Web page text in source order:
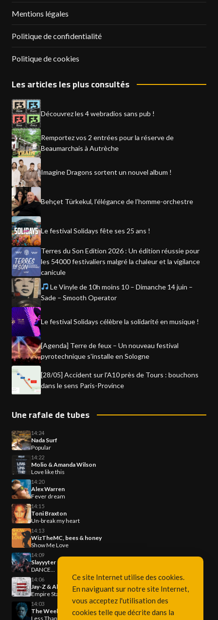
Mentions légales
Politique de confidentialité
Politique de cookies
Les articles les plus consultés
Découvrez les 4 webradios sans pub !
Remportez vos 2 entrées pour la réserve de
Beaumarchais à Autrèche
Imagine Dragons sortent un nouvel album !
Behçet Türkekul, l’élégance de l’homme-orchestre
Le festival Solidays fête ses 25 ans !
Terres du Son Edition 2026 : Un édition réussie pour
les 54000 festivaliers malgré la chaleur et la vigilance
canicule
Le Vinyle de 10h moins 10 – Dimanche 14 juin –
Sade – Smooth Operator
Le festival Solidays célèbre la solidarité en musique !
[Agenda] Terre de feux – Un nouveau festival
pyrotechnique s'installe en Sologne
[28/05] Accident sur l'A10 près de Tours : bouchons
dans le sens Paris-Province
Une rafale de tubes
14:24
Nada Surf
Popular
14:22
Molio & Amanda Wilson
Love like this
14:20
Alex Warren
Fever dream
14:15
Toni Braxton
Un-break my heart
14:13
WizTheMC, bees & honey
Show Me Love
14:09
Slayyyter
DANCE...
14:06
Jay-Z & Alicia Keys
Empire State Of Mind
14:03
The Weeknd
Less Than Zero
Ce site Internet utilise des cookies.
En naviguant sur notre site Internet,
vous acceptez l'utilisation des
cookies telle que décrite dans la